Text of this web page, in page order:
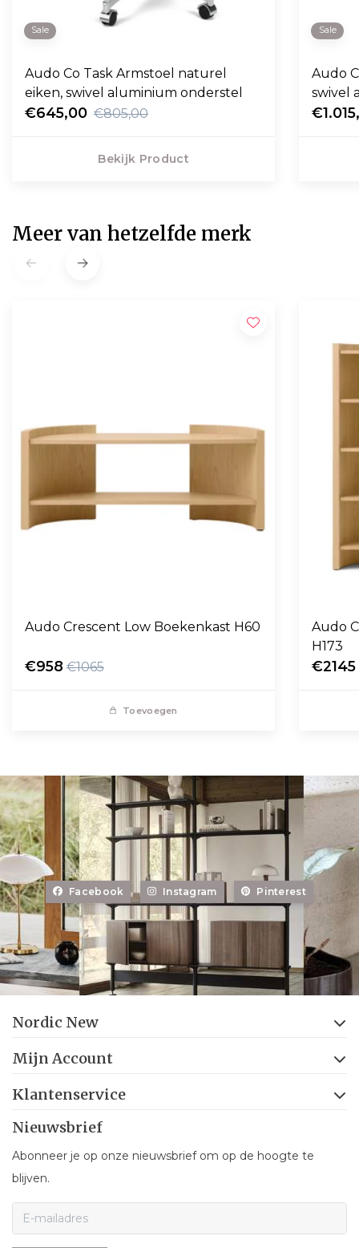
Sale
Audo Co Task Armstoel naturel
eiken, swivel aluminium onderstel
€645,00 €805,00
Bekijk Product
Sale
Audo
swivel
Meer van hetzelfde merk
Audo Crescent Low Boekenkast H60
€958 €1065
Toevoegen
Audo
H173
€2145
Facebook Instagram Pinterest
Nordic New
Mijn Account
Klantenservice
Nieuwsbrief
Abonneer je op onze nieuwsbrief om op de hoogte te
blijven.